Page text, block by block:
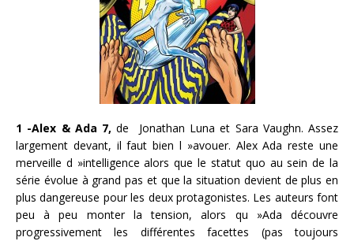
1 -Alex & Ada 7, de Jonathan Luna et Sara Vaughn. Assez
largement devant, il faut bien l »avouer. Alex Ada reste une
merveille d »intelligence alors que le statut quo au sein de la
série évolue à grand pas et que la situation devient de plus en
plus dangereuse pour les deux protagonistes. Les auteurs font
peu à peu monter la tension, alors qu »Ada découvre
progressivement les différentes facettes (pas toujours